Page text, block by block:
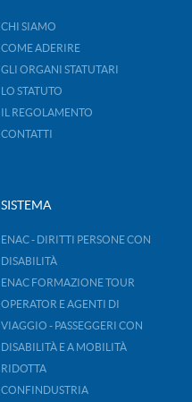
CHI SIAMO
COME ADERIRE
GLI ORGANI STATUTARI
LO STATUTO
IL REGOLAMENTO
CONTATTI
SISTEMA
ENAC - DIRITTI PERSONE CON
DISABILITÀ
ENAC FORMAZIONE TOUR
OPERATOR E AGENTI DI
VIAGGIO - PASSEGGERI CON
DISABILITÀ E A MOBILITÀ
RIDOTTA
CONFINDUSTRIA